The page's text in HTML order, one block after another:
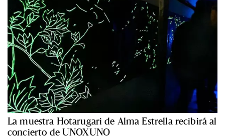
La muestra Hotarugari de Alma Estrella recibirá al
concierto de UNOXUNO